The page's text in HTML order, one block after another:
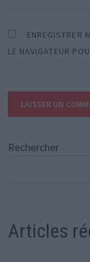
ENREGISTRER
LE NAVIGATEUR
Rechercher
Articles